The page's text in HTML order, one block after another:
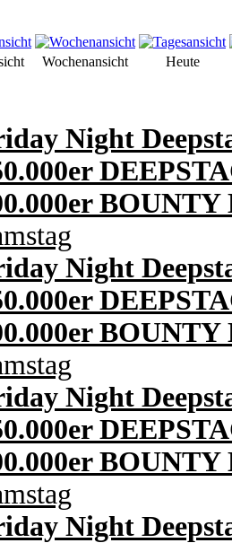
Wochenansicht
Heute
Night
Night
Night
Night